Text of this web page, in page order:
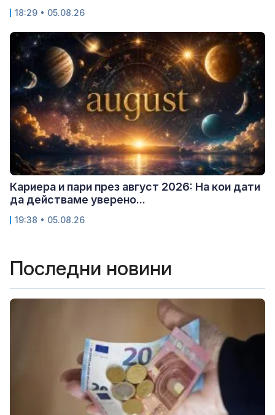
18:29 • 05.08.26
Кариера и пари през август 2026: На кои дати
да действаме уверено...
19:38 • 05.08.26
Последни новини